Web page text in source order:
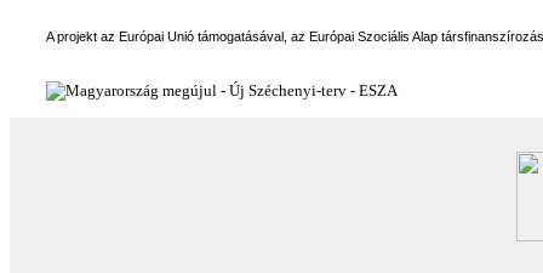
A projekt az Európai Unió támogatásával, az Európai Szociális Alap